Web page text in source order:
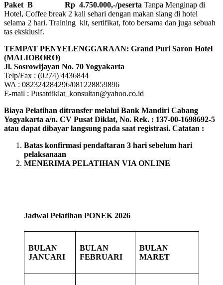
Paket B
Rp 4.750.000,-/peserta Tanpa Menginap di
Hotel, Coffee break 2 kali sehari dengan makan siang di hotel
selama 2 hari. Training kit, sertifikat, foto bersama dan juga sebuah
tas eksklusif.
TEMPAT PENYELENGGARAAN: Grand Puri Saron Hotel
(MALIOBORO)
Jl. Sosrowijayan No. 70 Yogyakarta
Telp/Fax : (0274) 4436844
WA : 082324284296/081228859896
E-mail : Pusatdiklat_konsultan@yahoo.co.id
Biaya Pelatihan ditransfer melalui Bank Mandiri Cabang
Yogyakarta a/n. CV Pusat Diklat, No. Rek. : 137-00-1698692-5
atau dapat dibayar langsung pada saat registrasi. Catatan :
Batas konfirmasi pendaftaran 3 hari sebelum hari
pelaksanaan
MENERIMA PELATIHAN VIA ONLINE
Jadwal Pelatihan PONEK 2026
BULAN
JANUARI
BULAN
FEBRUARI
BULAN
MARET